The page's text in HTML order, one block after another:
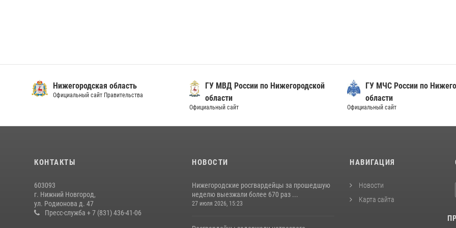
Нижегородская область
Официальный сайт Правительства
ГУ МВД России по Нижегородской
области
Официальный сайт
ГУ МЧС России по
области
Официальный сайт
КОНТАКТЫ
603093
г. Нижний Новгород,
ул. Родионова д. 47
Пресс-служба + 7 (831) 436-41-06
НОВОСТИ
Нижегородские росгвардейцы за прошедшую
неделю выезжали более 670 раз ...
27 июля 2026, 15:23
НАВИГАЦИЯ
Новости
Карта сайта